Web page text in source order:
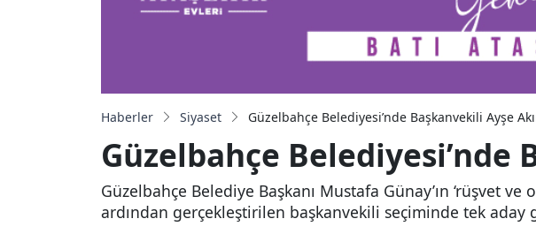
Haberler Siyaset Güzelbahçe Belediyesi’nde Başkanvekili Ayşe
Güzelbahçe Belediyesi’nde
Güzelbahçe Belediye Başkanı Mustafa Günay’ın ‘rüşvet
ardından gerçekleştirilen başkanvekili seçiminde tek aday